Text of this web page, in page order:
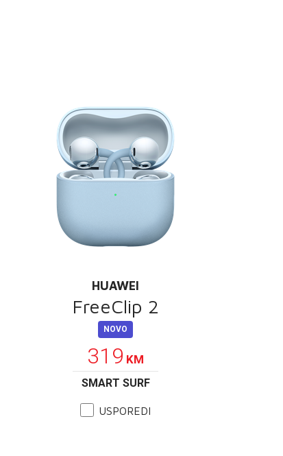
HUAWEI
FreeClip 2
NOVO
319 KM
SMART SURF
USPOREDI